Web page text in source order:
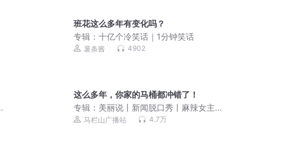
班花这么多年有变化吗？
专辑：十亿个冷笑话｜1分钟笑话
薯条酱 4902
这么多年，你家的马桶都冲错了！
专辑： 美丽说丨新闻脱口秀丨麻辣女主
播 马栏山广播站 4.7万